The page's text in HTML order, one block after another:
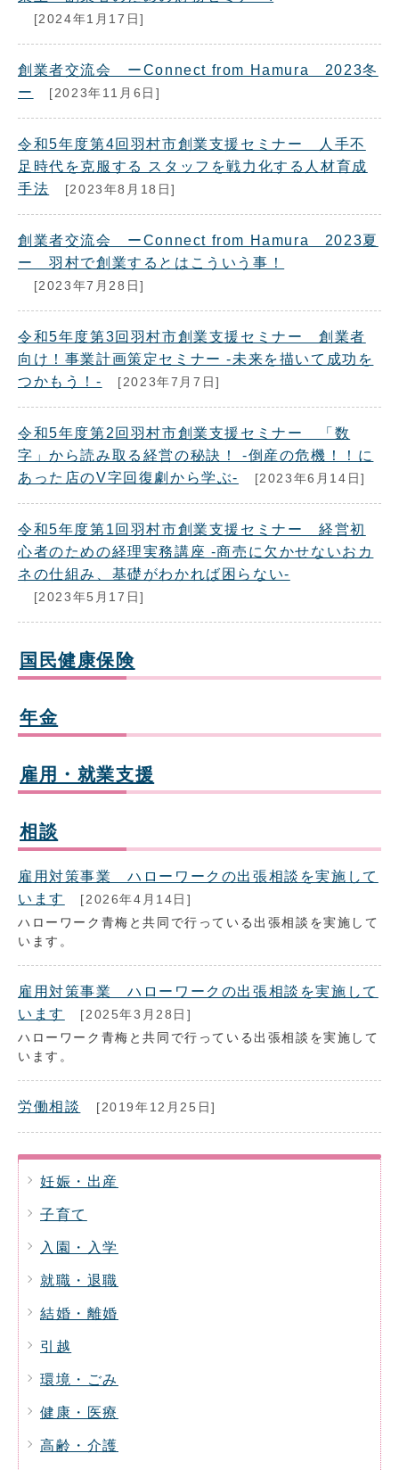
[2024年1月17日]
創業者交流会 ーConnect from Hamura 2023冬
ー
[2023年11月6日]
令和5年度第4回羽村市創業支援セミナー 人手不
足時代を克服する スタッフを戦力化する人材育成
手法
[2023年8月18日]
創業者交流会 ーConnect from Hamura 2023夏
ー 羽村で創業するとはこういう事！
[2023年7月28日]
令和5年度第3回羽村市創業支援セミナー 創業者
向け！事業計画策定セミナー -未来を描いて成功を
つかもう！-
[2023年7月7日]
令和5年度第2回羽村市創業支援セミナー 「数
字」から読み取る経営の秘訣！ -倒産の危機！！に
あった店のV字回復劇から学ぶ-
[2023年6月14日]
令和5年度第1回羽村市創業支援セミナー 経営初
心者のための経理実務講座 -商売に欠かせないおカ
ネの仕組み、基礎がわかれば困らない-
[2023年5月17日]
国民健康保険
年金
雇用・就業支援
相談
雇用対策事業 ハローワークの出張相談を実施して
います
[2026年4月14日]
ハローワーク青梅と共同で行っている出張相談を実施して
います。
雇用対策事業 ハローワークの出張相談を実施して
います
[2025年3月28日]
ハローワーク青梅と共同で行っている出張相談を実施して
います。
労働相談 [2019年12月25日]
妊娠・出産
子育て
入園・入学
就職・退職
結婚・離婚
引越
環境・ごみ
健康・医療
高齢・介護